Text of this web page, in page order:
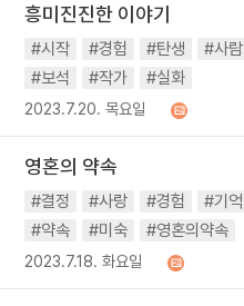
#독서
#건강 #면역력
흥미진진한 이야기
#시작 #경험 #탄생 #사람
#보석
#작가 #실화
2023.7.20. 목요일
영혼의 약속
#결정 #사랑 #경험 #기억
#약속
#미숙 #영혼의약속
2023.7.18. 화요일